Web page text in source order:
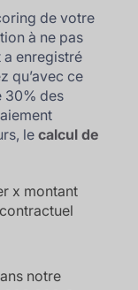
de votre
à ne pas
a enregistré
qu’avec ce
30% des
lecalcul de
x montant
notre